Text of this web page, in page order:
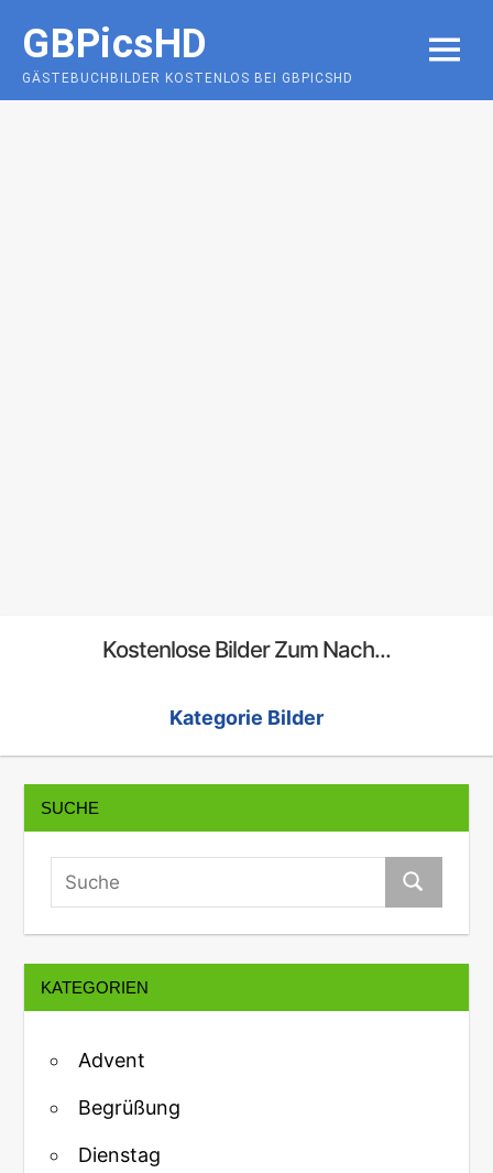
content
GBPicsHD
GÄSTEBUCHBILDER KOSTENLOS BEI GBPICSHD
MENU
Kostenlose Bilder Zum Nach...
Kategorie Bilder
SUCHE
KATEGORIEN
Advent
Begrüßung
Dienstag